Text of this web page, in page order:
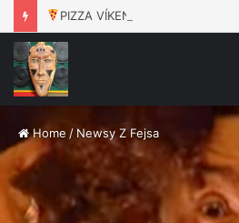
PIZZA VÍKEND
Home / Newsy Z Fejsa